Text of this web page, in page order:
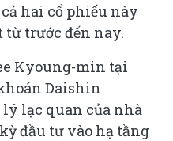
hai cổ phiếu này
từ trước đến nay.
Kyoung-min tại
Daishin
lạc quan của nhà
đầu tư vào hạ tầng